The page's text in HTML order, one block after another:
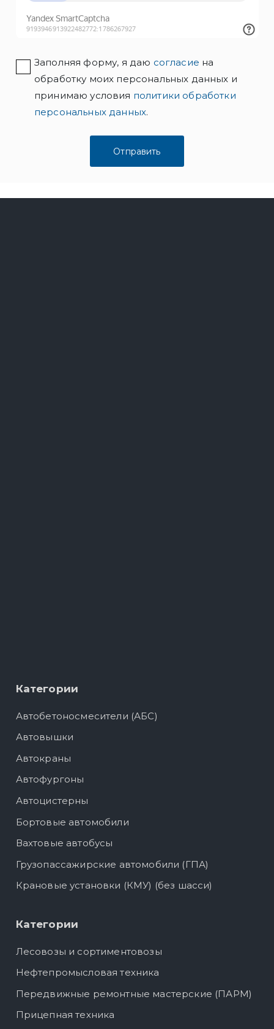
Заполняя форму, я даю согласие на
обработку моих персональных данных и
принимаю условия политики обработки
персональных данных.
Категории
Автобетоносмесители (АБС)
Автовышки
Автокраны
Автофургоны
Автоцистерны
Бортовые автомобили
Вахтовые автобусы
Грузопассажирские автомобили (ГПА)
Крановые установки (КМУ) (без шасси)
Категории
Лесовозы и сортиментовозы
Нефтепромысловая техника
Передвижные ремонтные мастерские (ПАРМ)
Прицепная техника